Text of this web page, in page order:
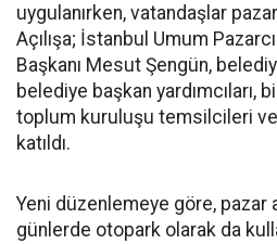
uygulanırken, vatandaşlar
Açılışa; İstanbul Umum
Başkanı Mesut Şengün,
belediye başkan yardımcıları,
toplum kuruluşu temsilcileri
katıldı.
Yeni düzenlemeye göre, pazar
günlerde otopark olarak da